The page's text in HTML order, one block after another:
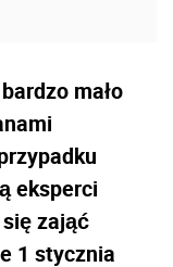
mało
eksperci
zająć
1 stycznia